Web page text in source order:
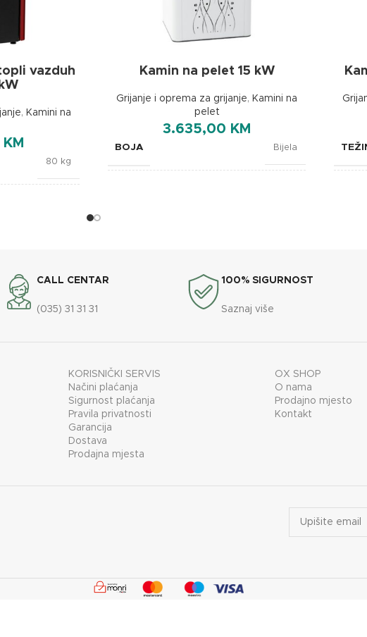
vazduh
, Kamini na
KM
80 kg
Kamin na pelet 15 kW
Grijanje i oprema za grijanje, Kamini na
pelet
3.635,00 KM
BOJA Bijela
ENERGETSKA EFIKASNOST A+
CALL CENTAR
(035) 31 31 31
100% SIGURNOST
Saznaj više
KORISNIČKI SERVIS
Načini plaćanja
Sigurnost plaćanja
Pravila privatnosti
Garancija
Dostava
Prodajna mjesta
OX SHOP
O nama
Prodajno mjesto
Kontakt